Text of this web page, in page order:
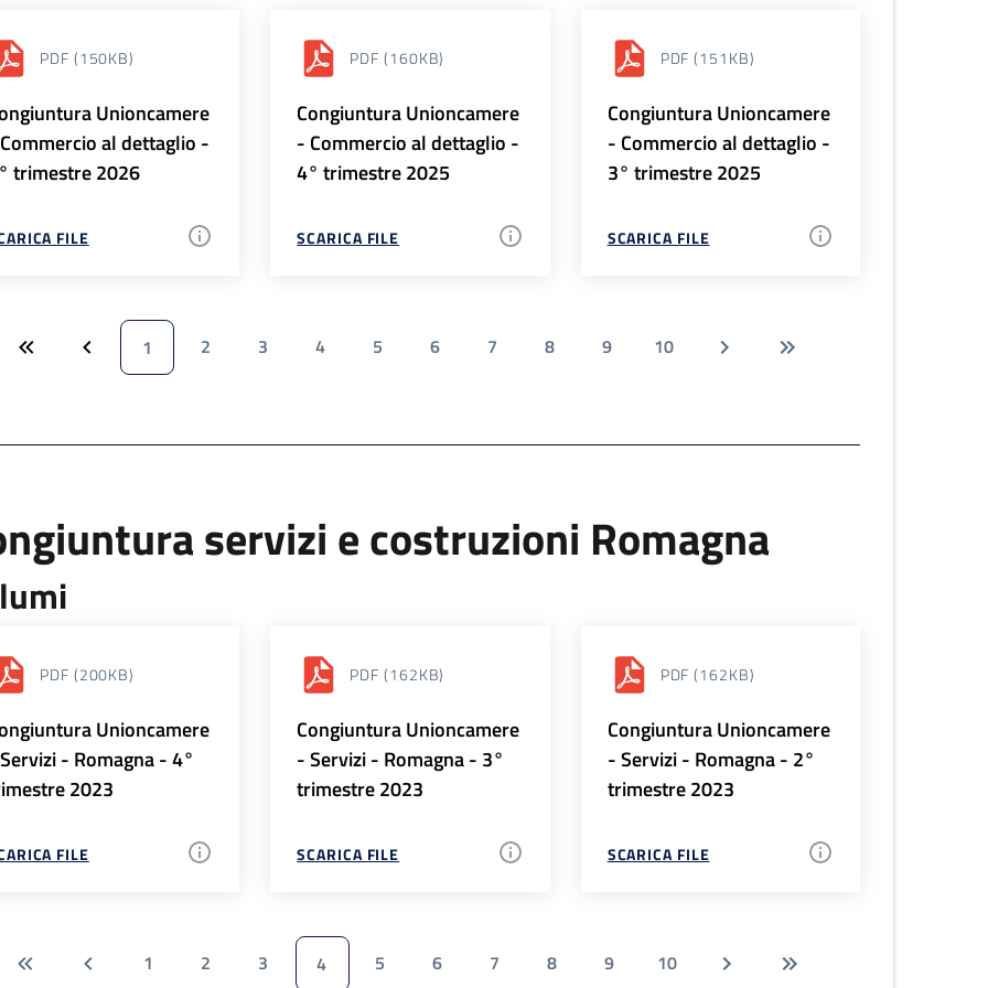
PDF (150KB)
Unioncamere
al dettaglio -
trimestre 2026
FILE
PDF (160KB)
Congiuntura Unioncamere
- Commercio al dettaglio -
4° trimestre 2025
SCARICA FILE
PDF (151KB)
Congiuntura Unioncamere
- Commercio al dettaglio -
3° trimestre 2025
SCARICA FILE
1 2 3 4 5 6 7 8 9 10
servizi e costruzioni Romagna
PDF (200KB)
Unioncamere
- Romagna - 4°
2023
FILE
PDF (162KB)
Congiuntura Unioncamere
- Servizi - Romagna - 3°
trimestre 2023
SCARICA FILE
PDF (162KB)
Congiuntura Unioncamere
- Servizi - Romagna - 2°
trimestre 2023
SCARICA FILE
1 2 3 4 5 6 7 8 9 10